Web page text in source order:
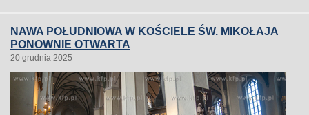
NAWA POŁUDNIOWA W KOŚCIELE ŚW. MIKOŁAJA
PONOWNIE OTWARTA
20 grudnia 2025